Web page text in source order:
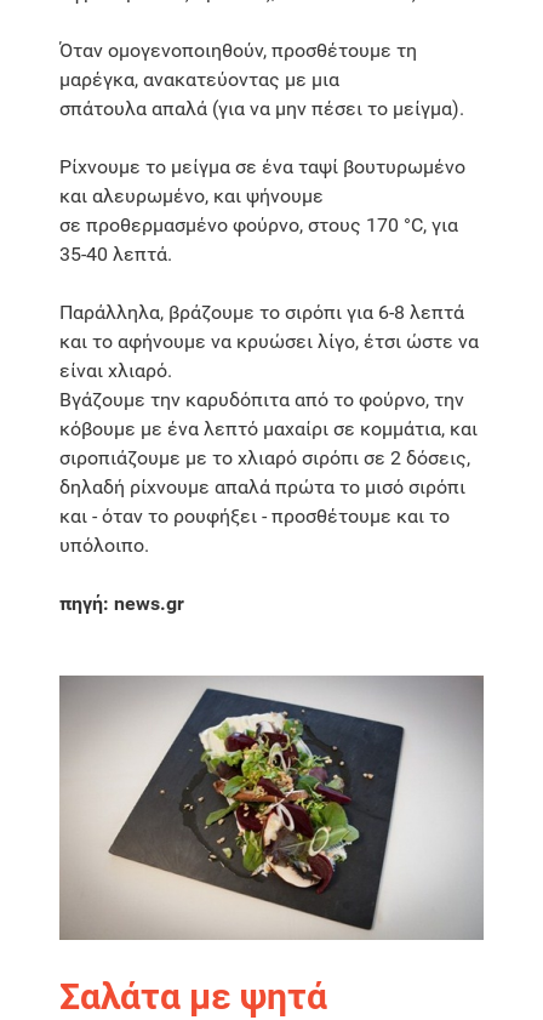
Όταν ομογενοποιηθούν, προσθέτουμε τη
μαρέγκα, ανακατεύοντας με μια
σπάτουλα απαλά (για να μην πέσει το μείγμα).
Ρίχνουμε το μείγμα σε ένα ταψί βουτυρωμένο
και αλευρωμένο, και ψήνουμε
σε προθερμασμένο φούρνο, στους 170 °C, για
35-40 λεπτά.
Παράλληλα, βράζουμε το σιρόπι για 6-8 λεπτά
και το αφήνουμε να κρυώσει λίγο, έτσι ώστε να
είναι χλιαρό.
Βγάζουμε την καρυδόπιτα από το φούρνο, την
κόβουμε με ένα λεπτό μαχαίρι σε κομμάτια, και
σιροπιάζουμε με το χλιαρό σιρόπι σε 2 δόσεις,
δηλαδή ρίχνουμε απαλά πρώτα το μισό σιρόπι
και - όταν το ρουφήξει - προσθέτουμε και το
υπόλοιπο.
πηγή: news.gr
Σαλάτα με ψητά